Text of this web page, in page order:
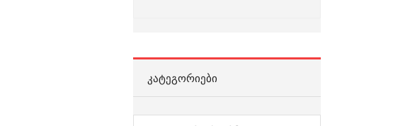
ᲙᲐᲢᲔᲒᲝᲠᲘᲔᲑᲘ
კატეგორიები